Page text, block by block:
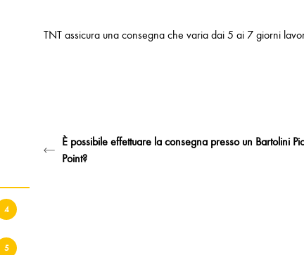
4
5
TNT assicura una consegna che varia dai 5 ai 7 giorni
È possibile effettuare la consegna presso un Bartolini
Point?